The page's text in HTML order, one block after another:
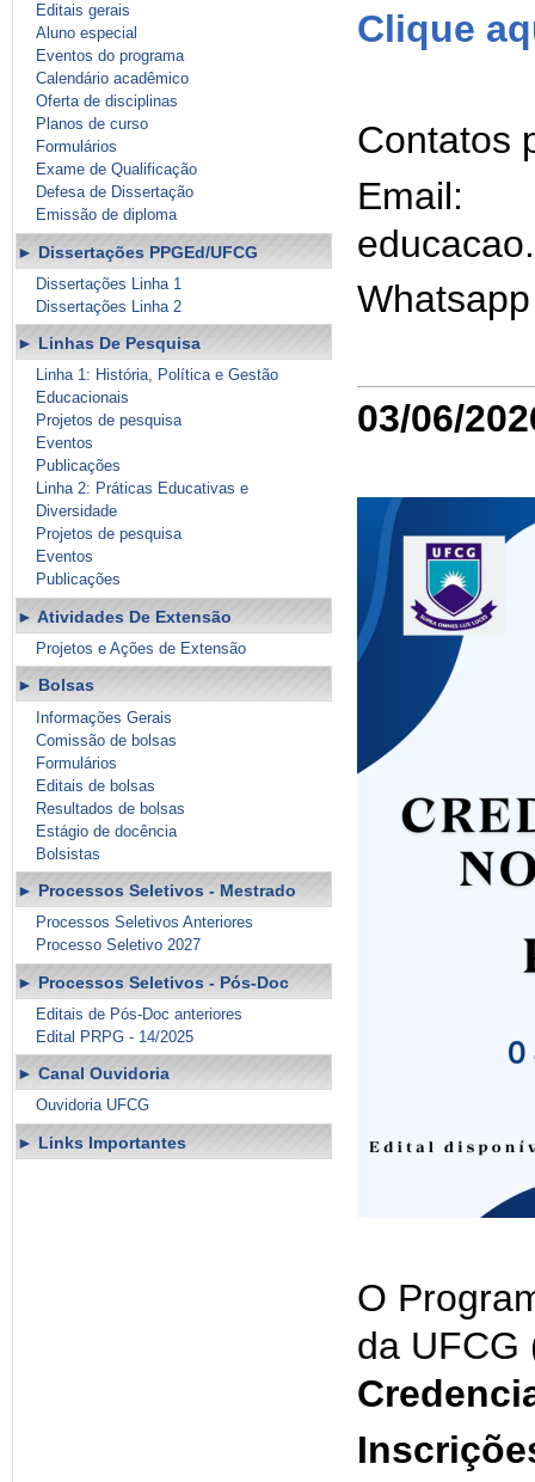
Editais gerais
Aluno especial
Eventos do programa
Calendário acadêmico
Oferta de disciplinas
Planos de curso
Formulários
Exame de Qualificação
Defesa de Dissertação
Emissão de diploma
Dissertações PPGEd/UFCG
Dissertações Linha 1
Dissertações Linha 2
Linhas De Pesquisa
Linha 1: História, Política e Gestão
Educacionais
Projetos de pesquisa
Eventos
Publicações
Linha 2: Práticas Educativas e
Diversidade
Projetos de pesquisa
Eventos
Publicações
Atividades De Extensão
Projetos e Ações de Extensão
Bolsas
Informações Gerais
Comissão de bolsas
Formulários
Editais de bolsas
Resultados de bolsas
Estágio de docência
Bolsistas
Processos Seletivos - Mestrado
Processos Seletivos Anteriores
Processo Seletivo 2027
Processos Seletivos - Pós-Doc
Editais de Pós-Doc anteriores
Edital PRPG - 14/2025
Canal Ouvidoria
Ouvidoria UFCG
Links Importantes
Clique
Contatos
Email:
03/06/
O
da UFCG